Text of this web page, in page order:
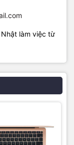
làm việc từ